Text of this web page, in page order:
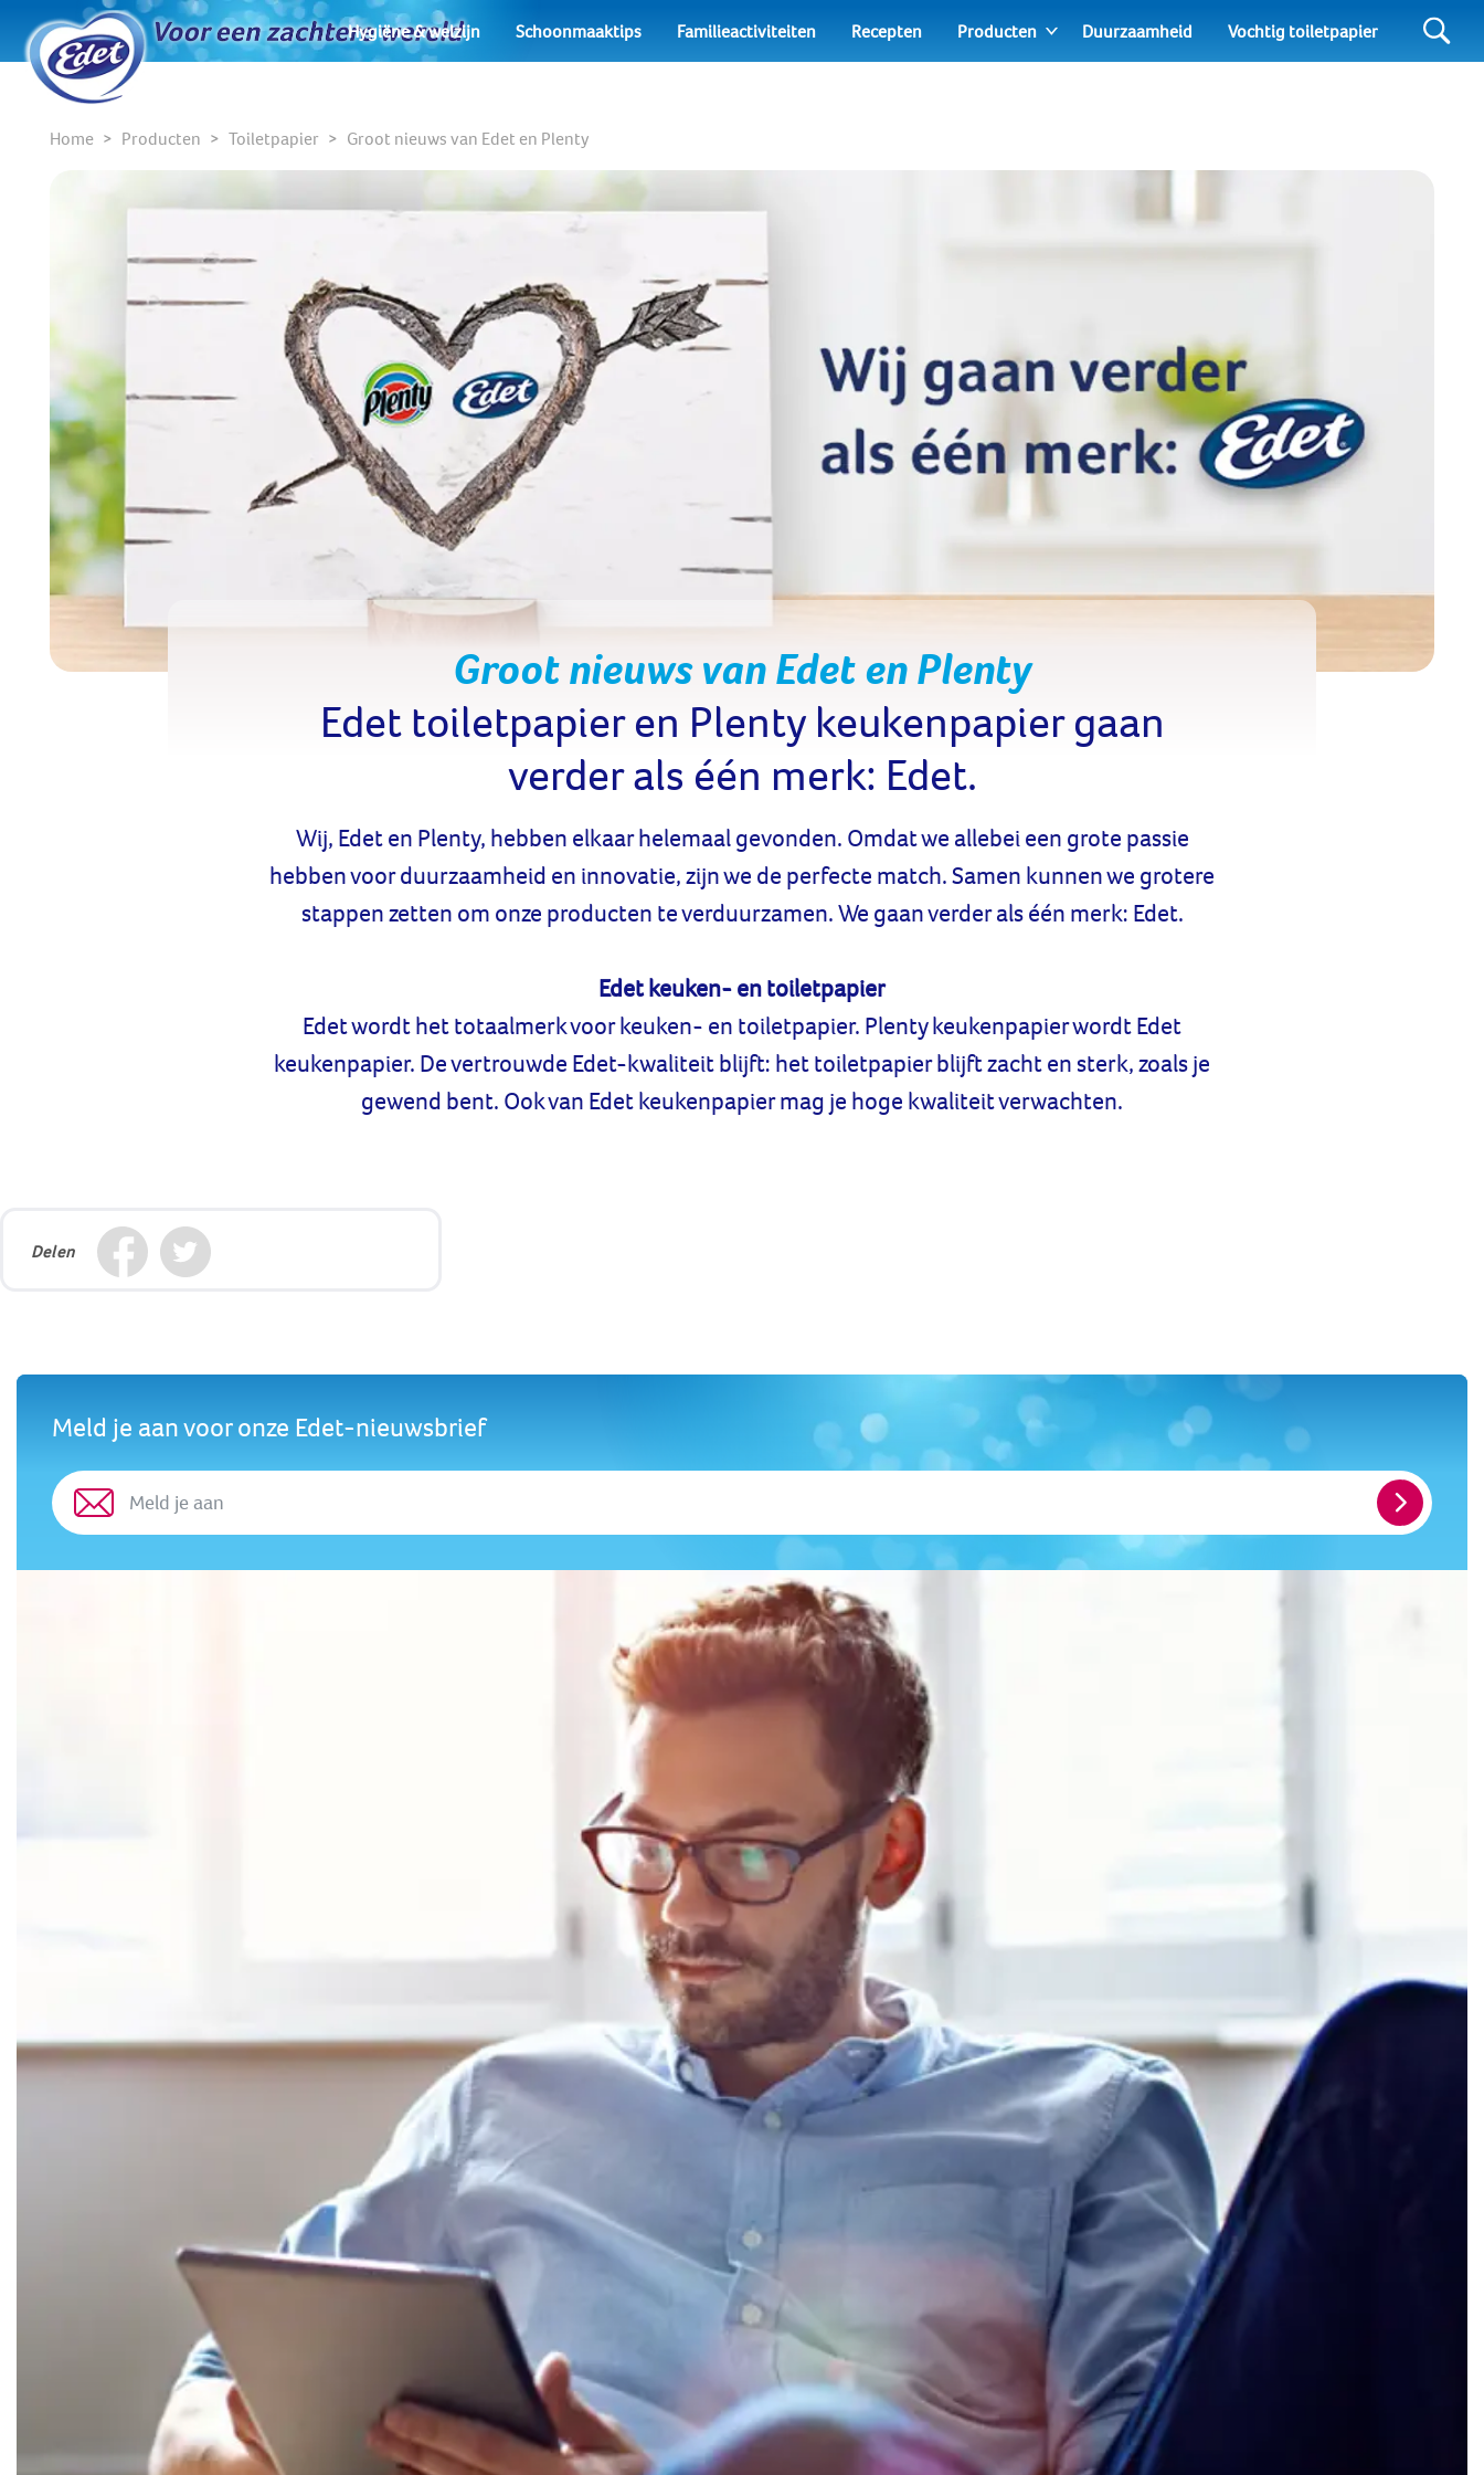
Hygiëne & welzijn Schoonmaaktips Familieactiviteiten Recepten Producten Duurzaamheid Vochtig toiletpapier
Home Producten Toiletpapier Groot nieuws van Edet en Plenty
Groot nieuws van Edet en Plenty
Edet toiletpapier en Plenty keukenpapier gaan
verder als één merk: Edet.
Wij, Edet en Plenty, hebben elkaar helemaal gevonden. Omdat we allebei een grote passie
hebben voor duurzaamheid en innovatie, zijn we de perfecte match. Samen kunnen we grotere
stappen zetten om onze producten te verduurzamen. We gaan verder als één merk: Edet.
Edet keuken- en toiletpapier
Edet wordt het totaalmerk voor keuken- en toiletpapier. Plenty keukenpapier wordt Edet
keukenpapier. De vertrouwde Edet-kwaliteit blijft: het toiletpapier blijft zacht en sterk, zoals je
gewend bent. Ook van Edet keukenpapier mag je hoge kwaliteit verwachten.
Delen
Meld je aan voor onze Edet-nieuwsbrief
Meld
je
aan